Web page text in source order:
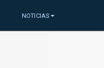
NOTICIAS